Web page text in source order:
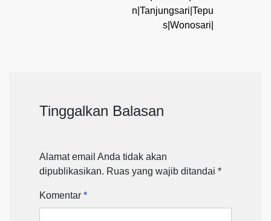
n|Tanjungsari|Tepu
s|Wonosari|
Tinggalkan Balasan
Alamat email Anda tidak akan
dipublikasikan. Ruas yang wajib ditandai *
Komentar *